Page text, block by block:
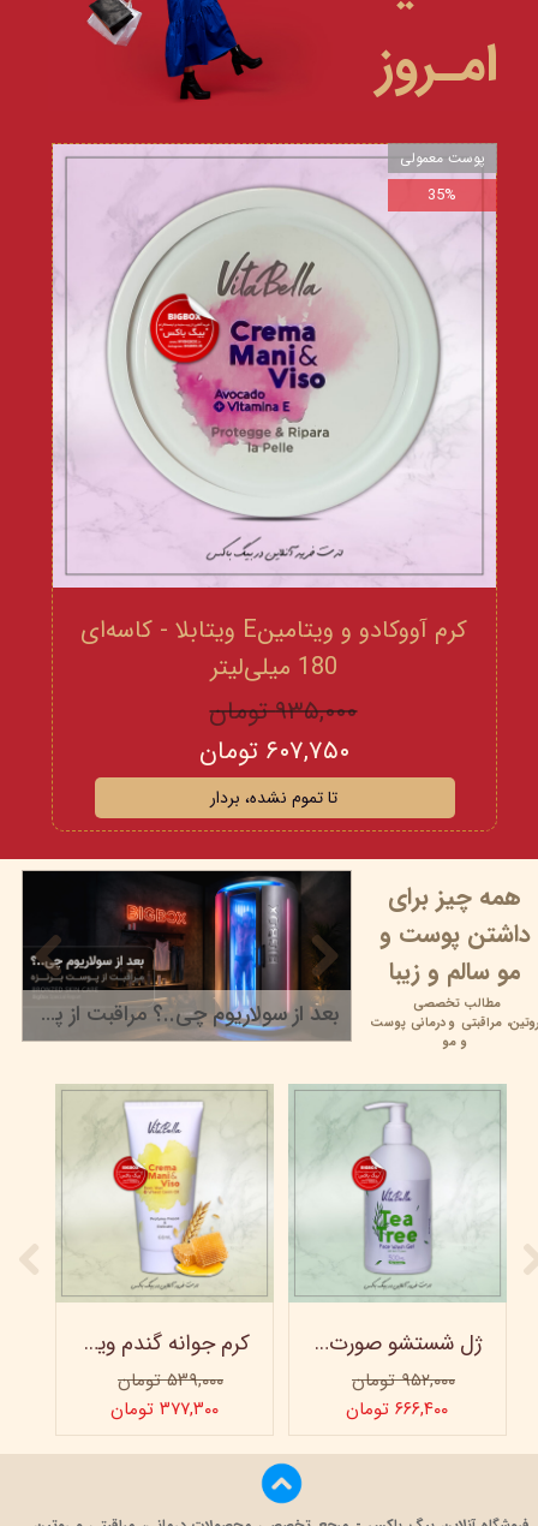
امـروز
کرم آووکادو و ویتامینE ویتابلا - کاسه‌ای
180 میلی‌لیتر
۹۳۵,۰۰۰ تومان
۶۰۷,۷۵۰ تومان
تا تموم نشده، بردار
پوست معمولی
35%
بعد از سولاریوم چی..؟ مراقبت از پوست برنزه
همه چیز برای
داشتن پوست و
مو سالم و زیبا
مطالب تخصصی
روتین،مراقبتی ودرمانی پوست
و مو
کرم جوانه گندم ویتابلا - تیوپی 60 میلی‌ لیتر
۵۳۹,۰۰۰ تومان
۳۷۷,۳۰۰ تومان
ژل شستشو صورت ویتابلا - 300 میلی لیتر
۹۵۲,۰۰۰ تومان
۶۶۶,۴۰۰ تومان